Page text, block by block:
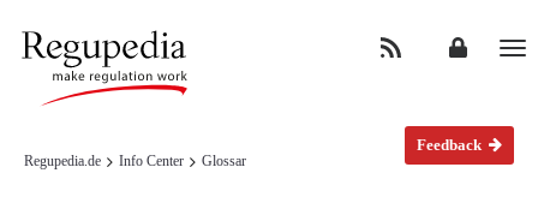
Regupedia.de Info Center Glossar
Feedback